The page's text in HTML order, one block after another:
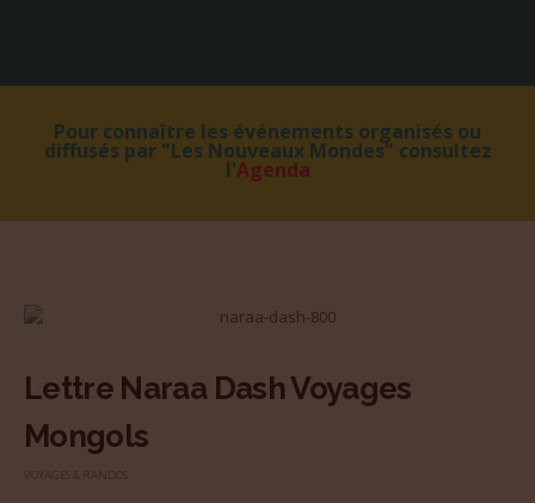
Pour connaître les événements organisés ou
diffusés par "Les Nouveaux Mondes" consultez
l'Agenda
Lettre Naraa Dash Voyages
Mongols